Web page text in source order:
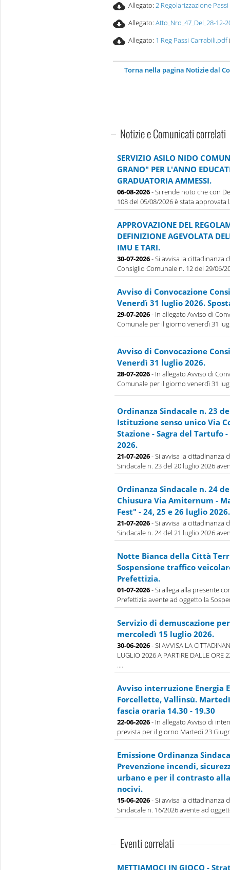
Allegato: 2 Regolarizzazione
Allegato: Atto_Nro_47_Del_28-12-
Allegato: 1 Reg Passi Carrabili.pdf
Torna nella pagina Notizie dal
Notizie e Comunicati correlati
SERVIZIO ASILO NIDO
GRANO" PER L'ANNO
GRADUATORIA AMMESSI.
06-08-2026- Si rende noto che con
108 del 05/08/2026 è stata approvata
APPROVAZIONE DEL
DEFINIZIONE AGEVOLATA
IMU E TARI.
30-07-2026- Si avvisa la cittadinanza
Consiglio Comunale n. 12 del 29/06/
Avviso di Convocazione
Venerdì 31 luglio 2026.
29-07-2026- In allegato Avviso di
Comunale per il giorno venerdì 31
Avviso di Convocazione
Venerdì 31 luglio 2026.
28-07-2026- In allegato Avviso di
Comunale per il giorno venerdì 31
Ordinanza Sindacale n. 23
Istituzione senso unico Via
Stazione - Sagra del Tartufo
2026.
21-07-2026- Si avvisa la cittadinanza
Sindacale n. 23 del 20 luglio 2026
Ordinanza Sindacale n. 24
Chiusura Via Amiternum -
Fest" - 24, 25 e 26 luglio 2026.
21-07-2026- Si avvisa la cittadinanza
Sindacale n. 24 del 21 luglio 2026
Notte Bianca della Città
Sospensione traffico
Prefettizia.
01-07-2026- Si allega alla presente
Prefettizia avente ad oggetto la
Servizio di demuscazione
mercoledì 15 luglio 2026.
30-06-2026- SI AVVISA LA
LUGLIO 2026 A PARTIRE DALLE ORE
....
Avviso interruzione Energia
Forcellette, Vallinsù.
fascia oraria 14.30 - 19.30
22-06-2026- In allegato Avviso di
prevista per il giorno Martedì 23
Emissione Ordinanza
Prevenzione incendi,
urbano e per il contrasto
nocivi.
15-06-2026- Si avvisa la cittadinanza
Sindacale n. 16/2026 avente ad
Eventi correlati
METTIAMOCI IN GIOCO -